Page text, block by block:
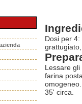
Dosi per
Lessare
farina
35' circa.